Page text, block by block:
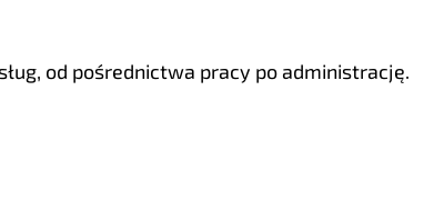
od pośrednictwa pracy po administrację.